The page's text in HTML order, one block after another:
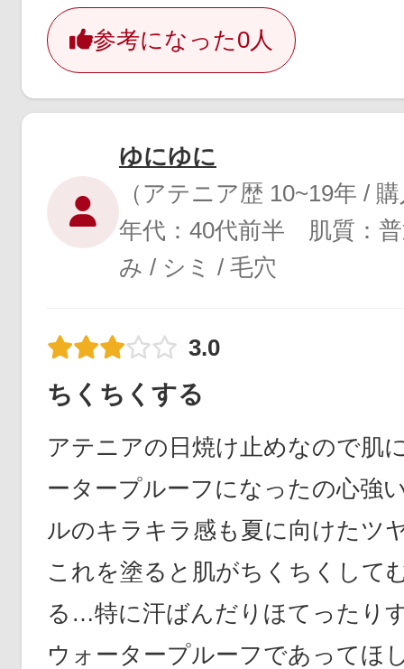
参考になった0人
ゆにゆに
（アテニア歴 10~19年 /
年代：40代前半 肌質：
み / シミ / 毛穴
3.0
ちくちくする
アテニアの日焼け止めなので肌
ータープルーフになったの心強
ルのキラキラ感も夏に向けたツ
これを塗ると肌がちくちくして
る…特に汗ばんだりほてったり
ウォータープルーフであってほ